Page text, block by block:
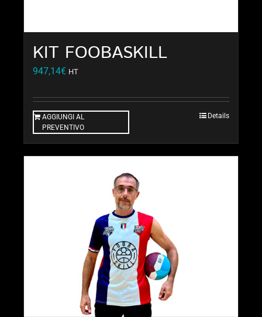
KIT FOOBASKILL
947,14€ HT
AGGIUNGI AL
PREVENTIVO
Details